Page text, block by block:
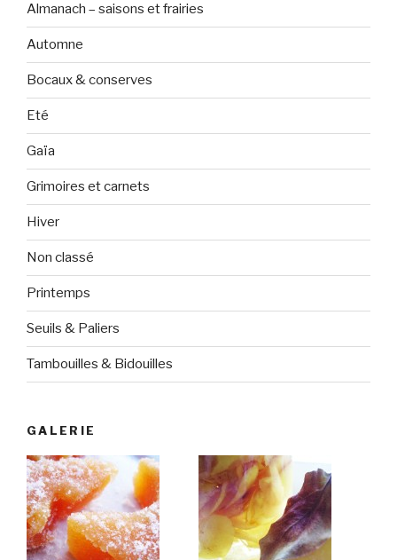
Almanach – saisons et frairies
Automne
Bocaux & conserves
Eté
Gaïa
Grimoires et carnets
Hiver
Non classé
Printemps
Seuils & Paliers
Tambouilles & Bidouilles
GALERIE